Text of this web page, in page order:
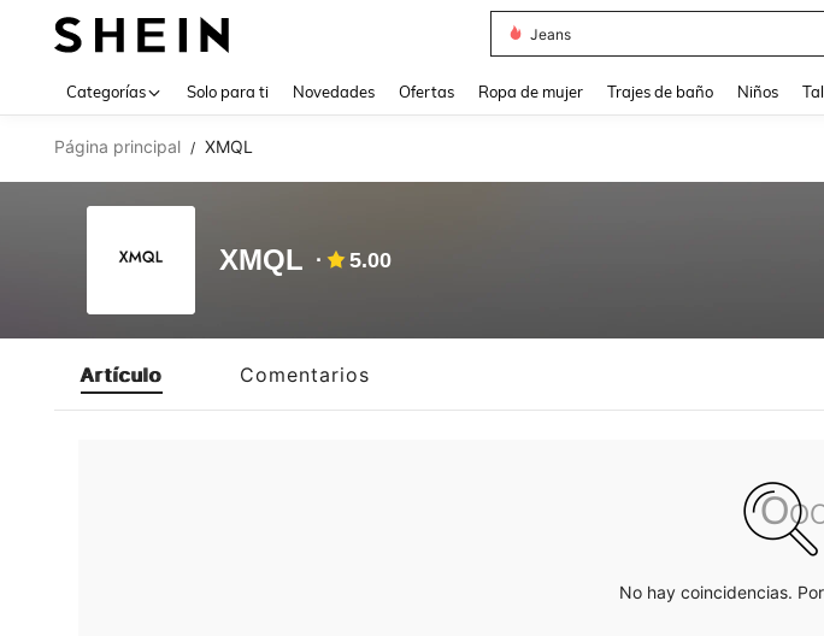
Jeans
Categorías Solo para ti Novedades Ofertas Ropa de mujer Trajes de baño Niños
Página principal / XMQL
XMQL 5.00
Artículo Comentarios
No hay coincidencias.